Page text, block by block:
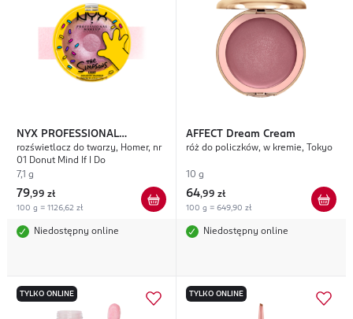
NYX PROFESSIONAL
MAKEUP The Simpsons
rozświetlacz do twarzy, Homer, nr
01 Donut Mind If I Do
7,1 g
79,99 zł
100 g = 1126,62 zł
Niedostępny online
AFFECT Dream Cream
róż do policzków, w kremie, Tokyo
10 g
64,99 zł
100 g = 649,90 zł
Niedostępny online
TYLKO ONLINE TYLKO ONLINE